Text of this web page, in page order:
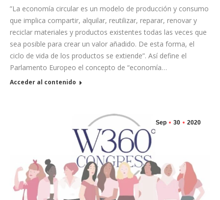
”La economía circular es un modelo de producción y consumo
que implica compartir, alquilar, reutilizar, reparar, renovar y
reciclar materiales y productos existentes todas las veces que
sea posible para crear un valor añadido. De esta forma, el
ciclo de vida de los productos se extiende”. Así define el
Parlamento Europeo el concepto de “economía…
Acceder al contenido
Sep 30 2020